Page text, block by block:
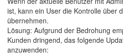
ist, kann ein User die Kontrolle über
übernehmen.
Lösung: Aufgrund der Bedrohung
Kunden dringend, das folgende
anzuwenden: